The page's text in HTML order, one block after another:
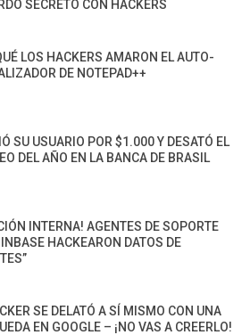
SECRETO CON HACKERS
LOS HACKERS AMARON EL AUTO-
DE NOTEPAD++
SU USUARIO POR $1.000 Y DESATÓ EL
DEL AÑO EN LA BANCA DE BRASIL
INTERNA! AGENTES DE SOPORTE
HACKEARON DATOS DE
SE DELATÓ A SÍ MISMO CON UNA
EN GOOGLE – ¡NO VAS A CREERLO!